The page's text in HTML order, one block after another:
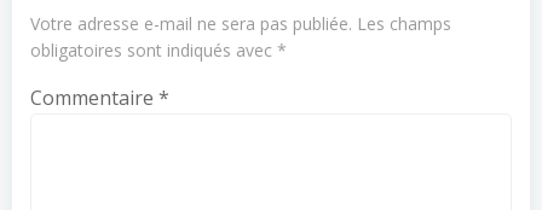
Votre adresse e-mail ne sera pas publiée. Les champs
obligatoires sont indiqués avec *
Commentaire *